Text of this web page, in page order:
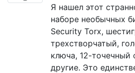
Я нашел этот
наборе необычных
Security Torx,
трехстворчатый,
ключа, 12-точечный
другие. Это